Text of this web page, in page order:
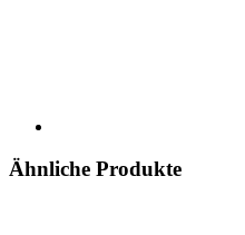
Ähnliche Produkte